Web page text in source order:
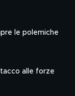
le polemiche
alle forze